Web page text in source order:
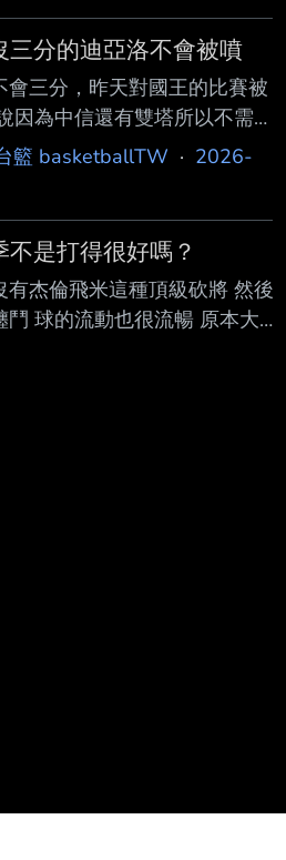
切入喜歡靠在身上買犯 遇到
爆刷分數 但防守強度提高
盧給我的感覺可以當個稱職
頭號球星 T聯盟的高國豪運球
鬼一場 季後賽打得慘不忍睹
線出手外，也很少自主進攻
剩下投籃的功能，而且
三分的迪亞洛不會被噴
會三分，昨天對國王的比賽被
因為中信還有雙塔所以不需
勒麥卡洛三分能力也沒有比
亞洛身高也沒比飛克高多少
都可以和雲豹打球了 為啥飛
飛克難用，亞強好用？ 特攻
是都說閃電特攻了 阿巴西、
也是偏四號只是來台灣打5號
籃 basketballTW · 2026-
是打得很好嗎？
有杰倫飛米這種頂級砍將 然後
球的流動也很流暢 原本大家